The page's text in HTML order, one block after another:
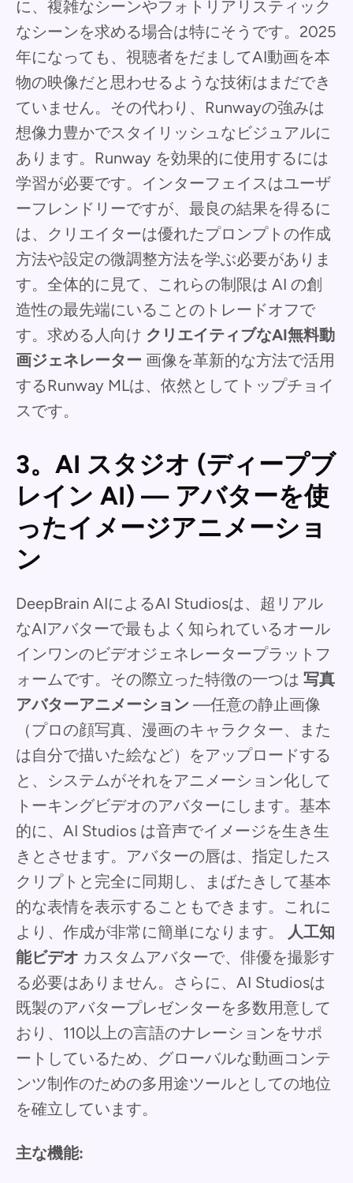
に、複雑なシーンやフォトリアリスティック
なシーンを求める場合は特にそうです。2025
年になっても、視聴者をだましてAI動画を本
物の映像だと思わせるような技術はまだでき
ていません。その代わり、Runwayの強みは
想像力豊かでスタイリッシュなビジュアルに
あります。Runway を効果的に使用するには
学習が必要です。インターフェイスはユーザ
ーフレンドリーですが、最良の結果を得るに
は、クリエイターは優れたプロンプトの作成
方法や設定の微調整方法を学ぶ必要がありま
す。全体的に見て、これらの制限は AI の創
造性の最先端にいることのトレードオフで
す。求める人向け クリエイティブなAI無料動
画ジェネレーター 画像を革新的な方法で活用
するRunway MLは、依然としてトップチョイ
スです。
3。AI スタジオ (ディープブ
レイン AI) — アバターを使
ったイメージアニメーショ
ン
DeepBrain AIによるAI Studiosは、超リアル
なAIアバターで最もよく知られているオール
インワンのビデオジェネレータープラットフ
ォームです。その際立った特徴の一つは 写真
アバターアニメーション —任意の静止画像
（プロの顔写真、漫画のキャラクター、また
は自分で描いた絵など）をアップロードする
と、システムがそれをアニメーション化して
トーキングビデオのアバターにします。基本
的に、AI Studios は音声でイメージを生き生
きとさせます。アバターの唇は、指定したス
クリプトと完全に同期し、まばたきして基本
的な表情を表示することもできます。これに
より、作成が非常に簡単になります。
人工知
能ビデオ カスタムアバターで、俳優を撮影す
る必要はありません。さらに、AI Studiosは
既製のアバタープレゼンターを多数用意して
おり、110以上の言語のナレーションをサポ
ートしているため、グローバルな動画コンテ
ンツ制作のための多用途ツールとしての地位
を確立しています。
主な機能: